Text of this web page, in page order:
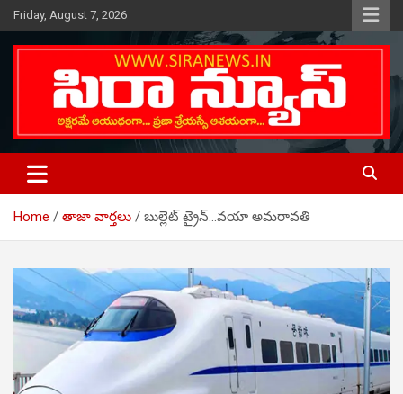
Skip
to
content
Friday, August 7, 2026
SIRA NEWS
Telugu Online News Daily
Home తాజా వార్తలు బుల్లెట్ ట్రైన్…వయా అమరావతి